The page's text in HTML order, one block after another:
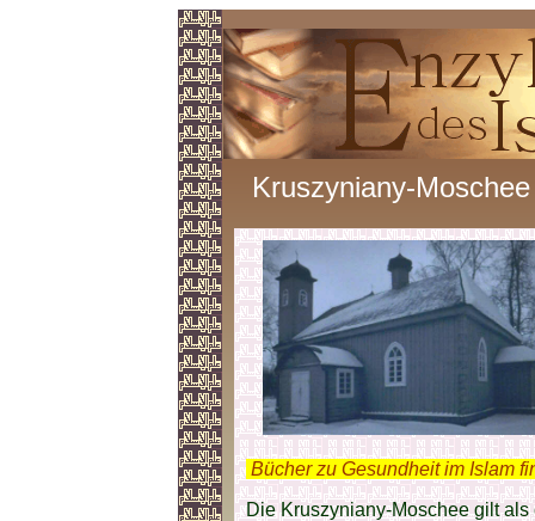
Kruszyniany-Moschee
Bücher zu Gesundheit im Islam
Die Kruszyniany-Moschee gilt